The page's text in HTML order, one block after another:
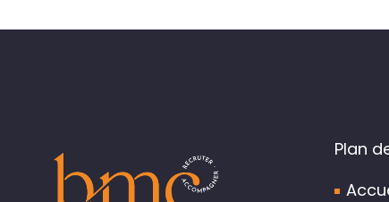
Plan